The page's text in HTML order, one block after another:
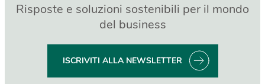
Risposte e soluzioni sostenibili per il mondo
del business
ISCRIVITI ALLA NEWSLETTER